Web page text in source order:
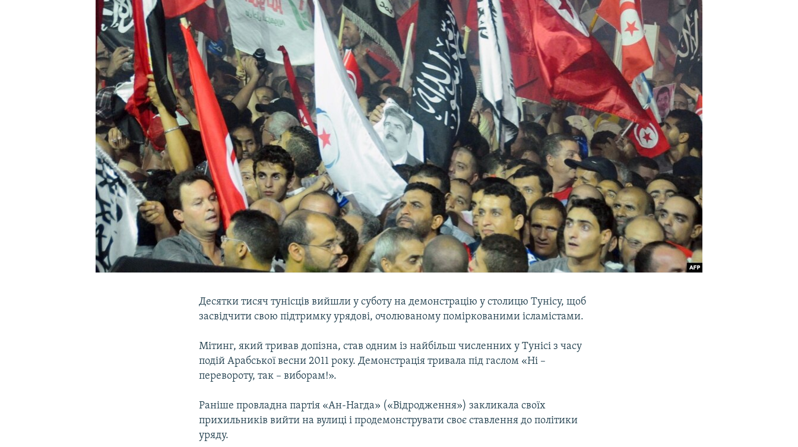
УКРАЇНСЬКА ПРОБЛЕМА КРИМУ
Десятки тисяч тунісців вийшли у суботу на демонстрацію у столицю Тунісу, щоб
засвідчити свою підтримку урядові, очолюваному поміркованими ісламістами.
Мітинг, який тривав допізна, став одним із найбільш численних у Тунісі з часу
подій Арабської весни 2011 року. Демонстрація тривала під гаслом «Ні –
перевороту, так – виборам!».
Раніше провладна партія «Ан-Нагда» («Відродження») закликала своїх
прихильників вийти на вулиці і продемонструвати своє ставлення до політики
уряду.